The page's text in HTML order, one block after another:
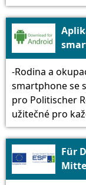
-Rodina a
smartphone se
pro Politischer
užitečné pro
Für